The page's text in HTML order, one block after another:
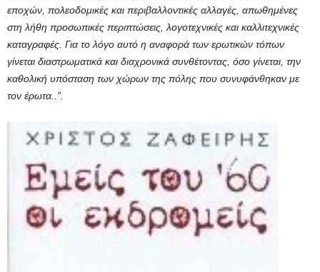
εποχών, πολεοδομικές και περιβαλλοντικές αλλαγές, απωθημένες
στη λήθη προσωπικές περιπτώσεις, λογοτεχνικές και καλλιτεχνικές
καταγραφές. Για το λόγο αυτό η αναφορά των ερωτικών τόπων
γίνεται διαστρωματικά και διαχρονικά συνθέτοντας, όσο γίνεται, την
καθολική υπόσταση των χώρων της πόλης που συνυφάνθηκαν με
τον έρωτα..”.